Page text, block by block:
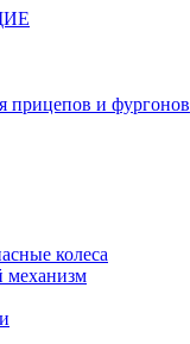
прицепов и фургонов
колеса
механизм